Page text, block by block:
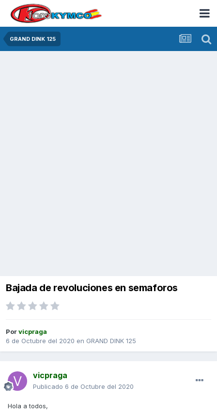
GRAND DINK 125
Bajada de revoluciones en semaforos
Porvicpraga
6 de Octubre del 2020 en GRAND DINK 125
vicpraga
Publicado 6 de Octubre del 2020
Hola a todos,